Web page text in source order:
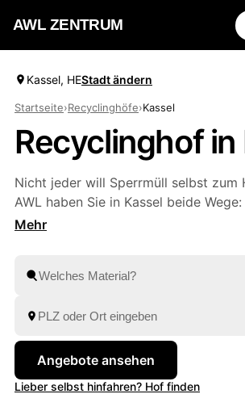
AWL ZENTRUM
Kassel, HEStadt ändern
Startseite›Recyclinghöfe›Kassel
Recyclinghof in
Nicht jeder will Sperrmüll selbst zum
AWL haben Sie in Kassel beide
Recyclinghof mit Adresse und
kurze Anfrage und erhalten Festpreis-
zum Vergleichen. Fachgerechte
selbstverständlich.
Angebote ansehen
Lieber selbst hinfahren? Hof finden